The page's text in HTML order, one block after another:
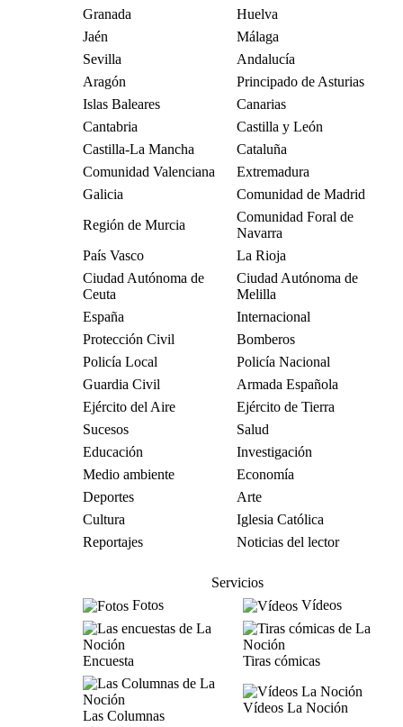
Granada
Huelva
Jaén
Málaga
Sevilla
Andalucía
Aragón
Principado de Asturias
Islas Baleares
Canarias
Cantabria
Castilla y León
Castilla-La Mancha
Cataluña
Comunidad Valenciana
Extremadura
Galicia
Comunidad de Madrid
Región de Murcia
Comunidad Foral de
Navarra
País Vasco
La Rioja
Ciudad Autónoma de
Ceuta
Ciudad Autónoma de
Melilla
España
Internacional
Protección Civil
Bomberos
Policía Local
Policía Nacional
Guardia Civil
Armada Española
Ejército del Aire
Ejército de Tierra
Sucesos
Salud
Educación
Investigación
Medio ambiente
Economía
Deportes
Arte
Cultura
Iglesia Católica
Reportajes
Noticias del lector
Servicios
Fotos
Vídeos
Encuesta Tiras cómicas
Las Columnas
Vídeos La Noción